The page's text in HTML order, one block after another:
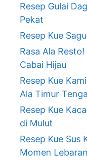
Resep Gulai
Pekat
Resep Kue
Rasa Ala
Cabai Hijau
Resep Kue
Ala Timur
Resep Kue
di Mulut
Resep Kue Sus
Momen Lebaran